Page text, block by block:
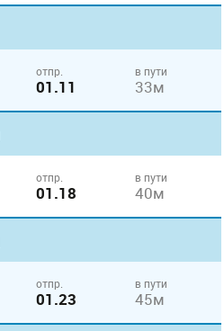
отпр.
01.11
в пути
33м
отпр.
01.18
в пути
40м
отпр.
01.23
в пути
45м